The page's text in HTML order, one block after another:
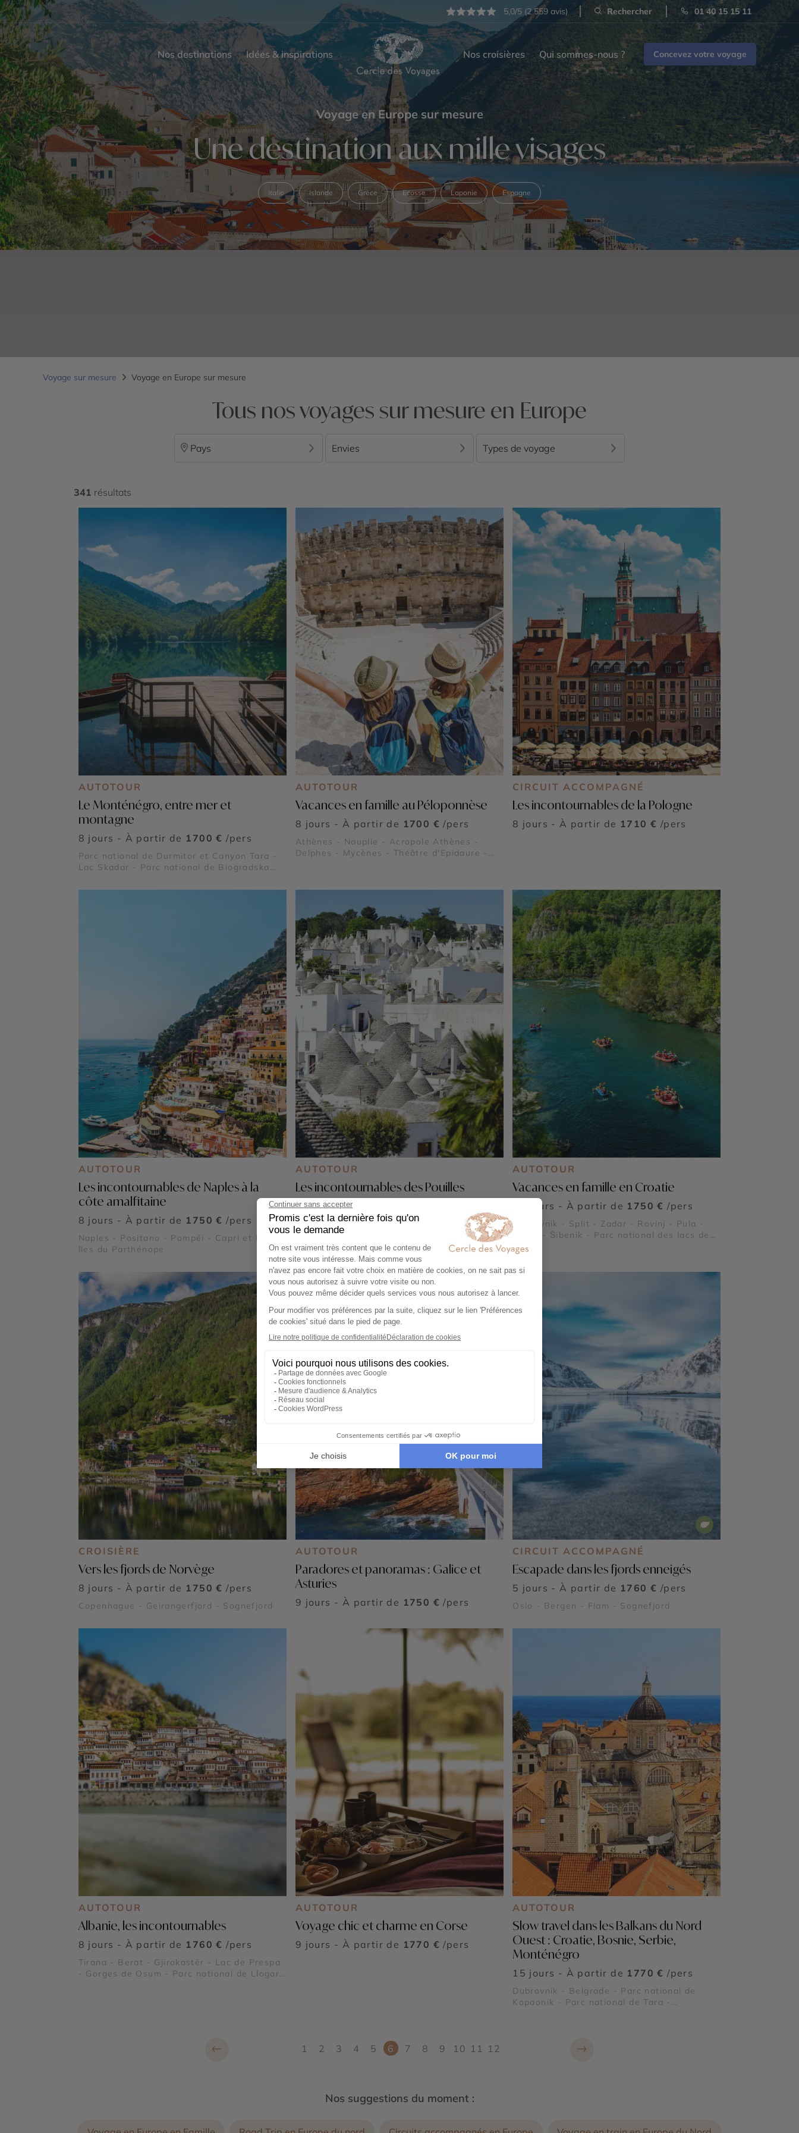
5,0/5 (2 559 avis) Rechercher 01 40 15 15 11
Nos destinations Idées & inspirations Nos croisières Qui sommes-nous ? Concevez votre voyage
Voyage en Europe sur mesure
Une destination aux mille visages
Italie Islande Grèce Ecosse Laponie Espagne
Voyage sur mesure Voyage en Europe sur mesure
Tous nos voyages sur mesure en Europe
Pays Envies Types de voyage
341 résultats
AUTOTOUR
Le Monténégro, entre mer et
montagne
8 jours - À partir de 1700 € /pers
Parc national de Durmitor et Canyon Tara -
Lac Skadar - Parc national de Biogradska
AUTOTOUR
Vacances en famille au Péloponnèse
8 jours - À partir de 1700 € /pers
Athènes - Nauplie - Acropole Athènes -
Delphes - Mycènes - Théâtre d'Epidaure -
CIRCUIT ACCOMPAGNÉ
Les incontournables de la Pologne
8 jours - À partir de 1710 € /pers
AUTOTOUR
Les incontournables de Naples à la
côte amalfitaine
8 jours - À partir de 1750 € /pers
Naples - Positano - Pompéi - Capri et les
îles du Parthénope
AUTOTOUR
Les incontournables des Pouilles
8 jours - À partir de
Trulli - Matera
AUTOTOUR
Vacances en famille en Croatie
14 jours - À partir de 1750 € /pers
Dubrovnik - Split - Zadar - Rovinj - Pula -
Trogir - Šibenik - Parc national des lacs de
Plitvice - Forteresse de Klis - Cathédrale
Saint-Jacques de Šibenik - Forteresses de
Dubrovnik - Grotte Bleue de Biševo - Palais
CROISIÈRE
Vers les fjords de Norvège
8 jours - À partir de 1750 € /pers
Copenhague - Geirangerfjord - Sognefjord
AUTOTOUR
Paradores et panoramas : Galice et
Asturies
9 jours - À partir de 1750 € /pers
CIRCUIT ACCOMPAGNÉ
Escapade dans les fjords enneigés
5 jours - À partir de 1760 € /pers
Oslo - Bergen - Flam - Sognefjord
AUTOTOUR
Albanie, les incontournables
8 jours - À partir de 1760 € /pers
Tirana - Berat - Gjirokastër - Lac de Prespa
- Gorges de Osum - Parc national de Llogara
AUTOTOUR
Voyage chic et charme en Corse
9 jours - À partir de 1770 € /pers
AUTOTOUR
Slow travel dans les Balkans du Nord
Ouest : Croatie, Bosnie, Serbie,
Monténégro
15 jours - À partir de 1770 € /pers
Dubrovnik - Belgrade - Parc national de
Kopaonik - Parc national de Tara -
← 1 2 3 4 5 6 7 8 9 10 11 12 →
Nos suggestions du moment :